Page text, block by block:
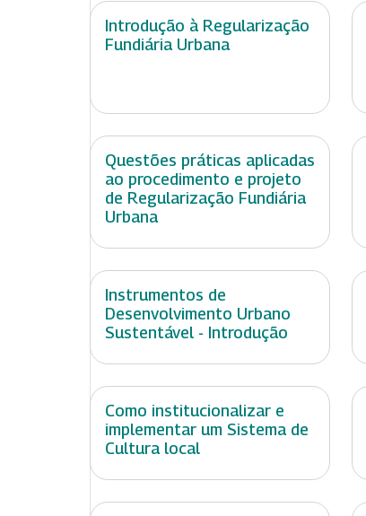
Introdução à Regularização
Fundiária Urbana
Questões práticas aplicadas
ao procedimento e projeto
de Regularização Fundiária
Urbana
Instrumentos de
Desenvolvimento Urbano
Sustentável - Introdução
Como institucionalizar e
implementar um Sistema de
Cultura local